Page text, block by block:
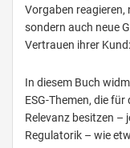
Vorgaben reagieren,
sondern auch neue
Vertrauen ihrer
In diesem Buch
ESG-Themen, die
Relevanz besitzen –
Regulatorik – wie